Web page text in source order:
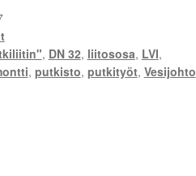
, DN 32, liitososa, LVI,
, putkisto, putkityöt, Vesijohto